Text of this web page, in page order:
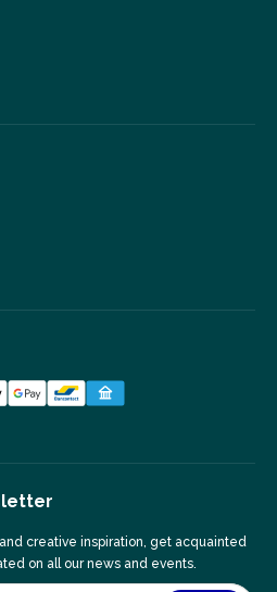
creative inspiration, get acquainted
on all our news and events.